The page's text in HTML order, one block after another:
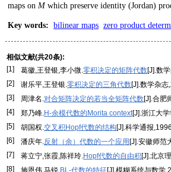
maps on Mwhich preserve identity (Jordan)
Key words: bilinear maps zero product
相似文献(共20条):
[1]
葛徽,王登银,李小微.零积决定的矩阵代数[J].数
[2]
谢乐平,王登银.零积决定的三角代数[J].数学杂
[3]
周津名.对合矩阵决定的若当全矩阵代数[J].合肥
[4]
郑乃峰.H-余模代数的Morita context[J].浙江大
[5]
胡国权.交叉积Hopf代数的结构[J].科学通报
[6]
潘庆年.反射（余）代数的一个应用 [J].安徽师范
[7]
蒋立宁,张霞,陈祥玲.Hopf代数的自由积[J].北京
[8]
施恩伟,马锐.BL-代数的特征[J].模糊系统与数学